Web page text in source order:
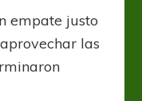
empate justo
las